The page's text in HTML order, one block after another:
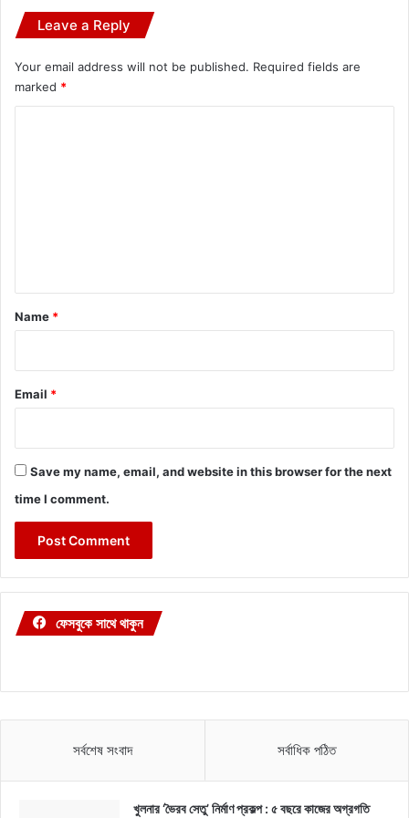
Leave a Reply
Your email address will not be published. Required fields are
marked *
*
Name *
Email *
Save my name, email, and website in this browser for the next
time I comment.
ফেসবুকে সাথে থাকুন
সর্বশেষ সংবাদ সর্বাধিক পঠিত
খুলনার ‘ভৈরব সেতু’ নির্মাণ প্রকল্প : ৫ বছরে কাজের অগ্রগতি